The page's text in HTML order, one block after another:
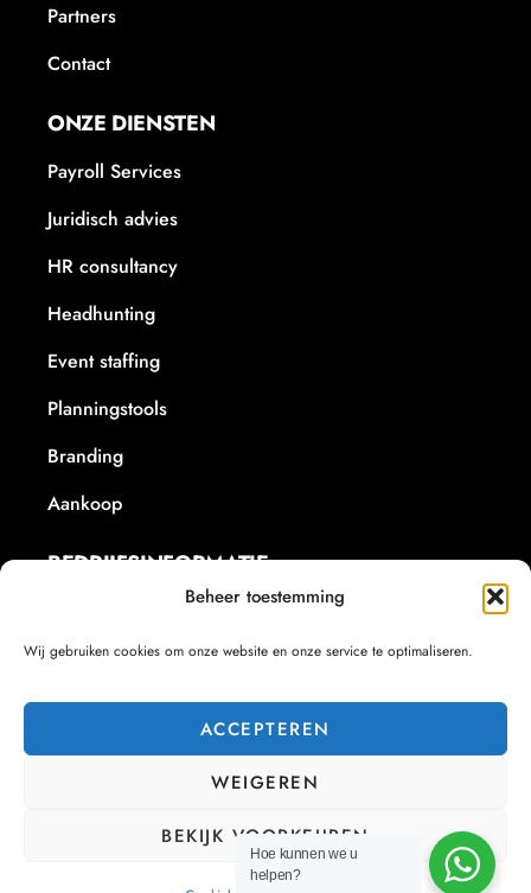
Beheer toestemming
Wij gebruiken cookies om onze website en onze service te optimaliseren.
ACCEPTEREN
WEIGEREN
BEKIJK VOORKEUREN
Partners
Contact
ONZE DIENSTEN
Payroll Services
Juridisch advies
HR consultancy
Headhunting
Event staffing
Planningstools
Branding
Aankoop
BEDRIJFSINFORMATIE
+32 479/60.21.18
info@corsa-consultancy.be
BE1024630103
Iepersestraat 215, 8800 Roeselare
RPR Gent afdeling Dendermonde
© Copyright 2025 Cor’Sa Consultancy
Hoe kunnen we u
helpen?